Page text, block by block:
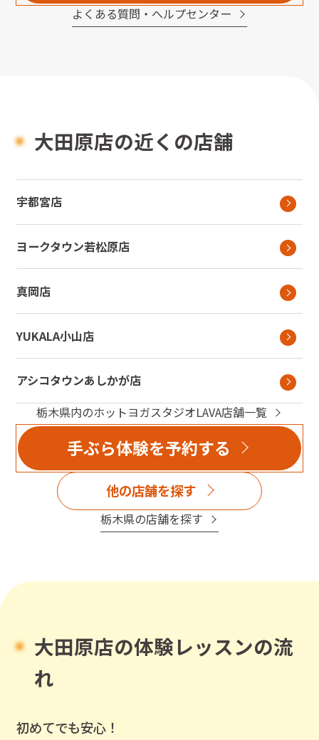
よくある質問・へルプセンター
大田原店の近くの店舗
宇都宮店
ヨークタウン若松原店
真岡店
YUKALA小山店
アシコタウンあしかが店
栃木県内のホットヨガスタジオLAVA店舗一覧
手ぶら体験を予約する
他の店舗を探す
栃木県の店舗を探す
大田原店の体験レッスンの流
れ
初めてでも安心！